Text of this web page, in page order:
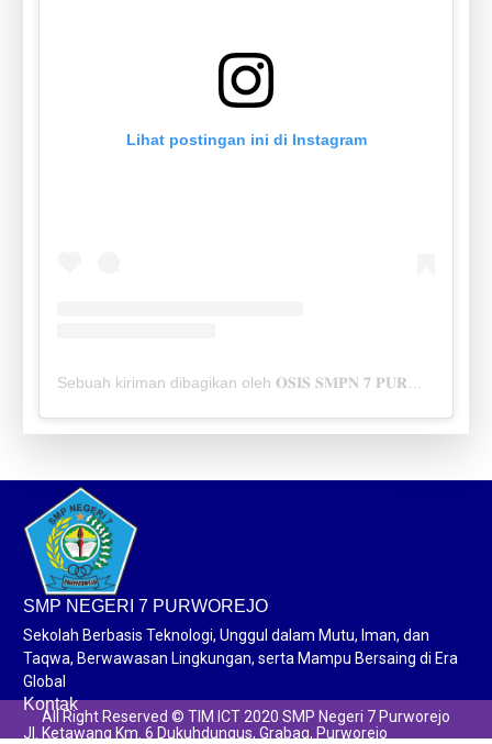
Lihat postingan ini di Instagram
SMP NEGERI 7 PURWOREJO
Sekolah Berbasis Teknologi, Unggul dalam Mutu, Iman, dan
Taqwa, Berwawasan Lingkungan, serta Mampu Bersaing di Era
Global
Kontak
Jl. Ketawang Km. 6 Dukuhdungus, Grabag, Purworejo
All Right Reserved © TIM ICT 2020 SMP Negeri 7 Purworejo